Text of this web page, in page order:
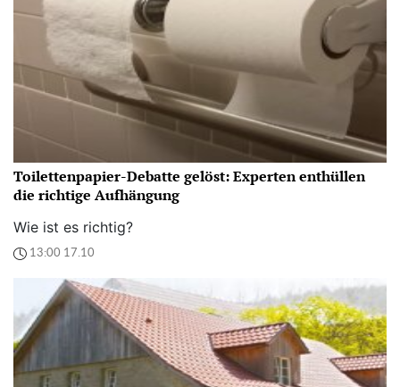
Toilettenpapier-Debatte gelöst: Experten enthüllen
die richtige Aufhängung
Wie ist es richtig?
13:00 17.10